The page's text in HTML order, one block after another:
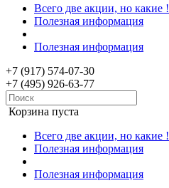
Всего две акции, но какие !
Полезная информация
Полезная информация
+7 (917) 574-07-30
+7 (495) 926-63-77
Корзина пуста
Всего две акции, но какие !
Полезная информация
Полезная информация